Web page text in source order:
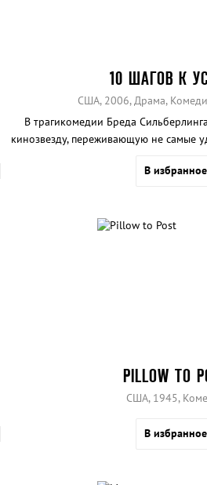
10 ШАГОВ К
США, 2006, Драма,
В трагикомедии Бреда
кинозвезду, переживающую не самые
В избранное
PILLOW TO
США, 1945,
В избранное